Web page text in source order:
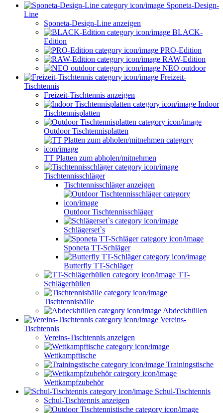
Sponeta-Design-
Line
Sponeta-Design-Line anzeigen
BLACK-
Edition
PRO-Edition
RAW-Edition
NEO outdoor
Freizeit-
Tischtennis
Freizeit-Tischtennis anzeigen
Indoor
Tischtennisplatten
Outdoor Tischtennisplatten
TT Platten zum abholen/mitnehmen
Tischtennisschläger
Tischtennisschläger anzeigen
Outdoor Tischtennisschläger
Schlägerset`s
Sponeta TT-Schläger
Butterfly TT-Schläger
TT-
Schlägerhüllen
Tischtennisbälle
Abdeckhüllen
Vereins-
Tischtennis
Vereins-Tischtennis anzeigen
Wettkampftische
Trainingstische
Wettkampfzubehör
Schul-Tischtennis
Schul-Tischtennis anzeigen